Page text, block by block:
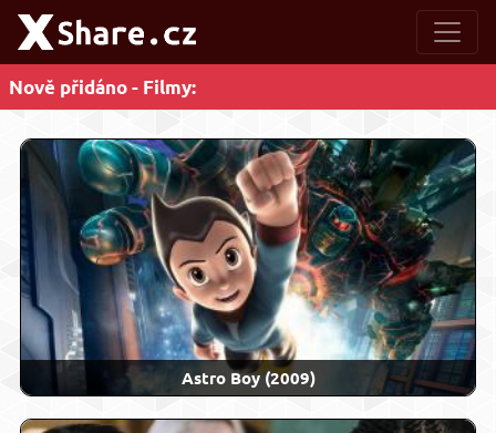
Nově přidáno - Filmy:
Astro Boy (2009)